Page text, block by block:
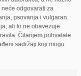
odgovarati za
psovanja i vulgaran
ali to ne obavezuje
Čitanjem prihvatate
sadržaji koji mogu